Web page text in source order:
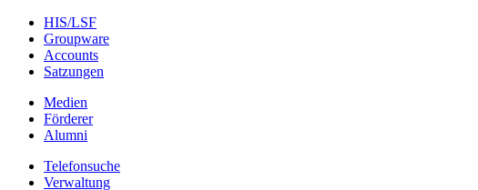
HIS/LSF
Groupware
Accounts
Satzungen
Medien
Förderer
Alumni
Telefonsuche
Verwaltung